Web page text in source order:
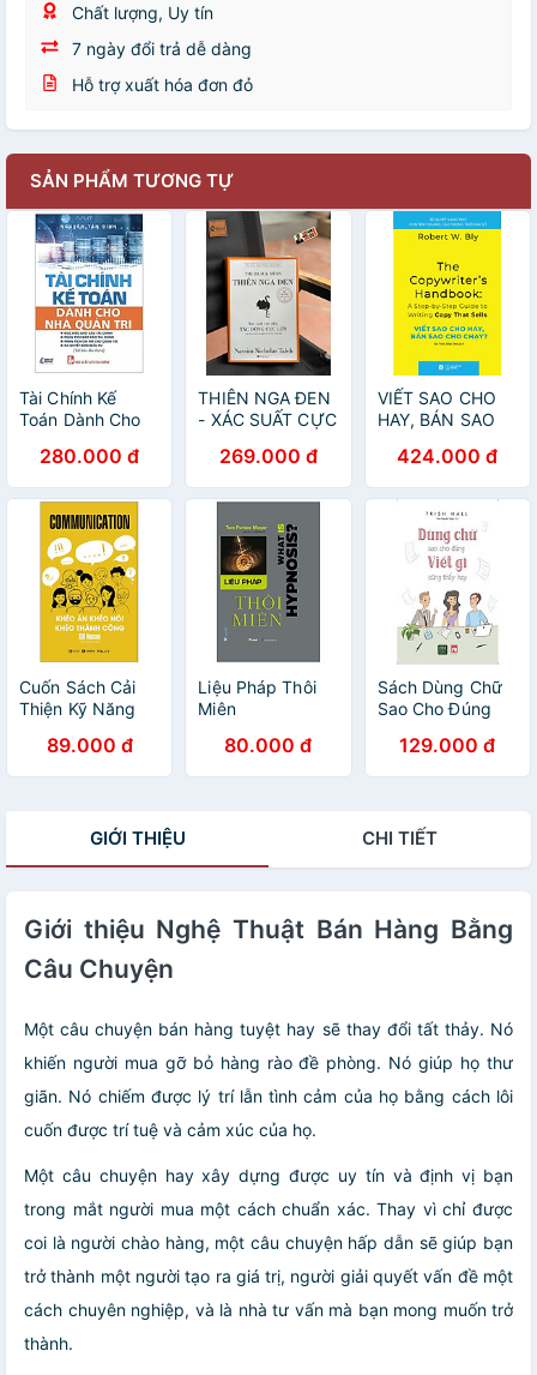
Chất lượng, Uy tín
7 ngày đổi trả dễ dàng
Hỗ trợ xuất hóa đơn đỏ
SẢN PHẨM TƯƠNG TỰ
Tài Chính Kế
Toán Dành Cho
280.000 đ
THIÊN NGA ĐEN
- XÁC SUẤT CỰC
CỰC LỚN –
Nassim Nicholas
Taleb – Cam
Thảo, Hoàng
Trung dịch -
Alphabooks –
NXB Thế Giới
269.000 đ
VIẾT SAO CHO
HAY, BÁN SAO
quyết sáng tạo
content quảng
cáo trong thời đại
số) - Robert W.
Bly - Phanbook
424.000 đ
Cuốn Sách Cải
Thiện Kỹ Năng
Communication -
Khéo Ăn Khéo
89.000 đ
Liệu Pháp Thôi
Miên
80.000 đ
Sách Dùng Chữ
Sao Cho Đúng
Thấy Hay
129.000 đ
GIỚI THIỆU CHI TIẾT
Giới thiệu Nghệ Thuật Bán Hàng Bằng
Câu Chuyện
Một câu chuyện bán hàng tuyệt hay sẽ thay đổi tất thảy. Nó
khiến người mua gỡ bỏ hàng rào đề phòng. Nó giúp họ thư
giãn. Nó chiếm được lý trí lẫn tình cảm của họ bằng cách lôi
cuốn được trí tuệ và cảm xúc của họ.
Một câu chuyện hay xây dựng được uy tín và định vị bạn
trong mắt người mua một cách chuẩn xác. Thay vì chỉ được
coi là người chào hàng, một câu chuyện hấp dẫn sẽ giúp bạn
trở thành một người tạo ra giá trị, người giải quyết vấn đề một
cách chuyên nghiệp, và là nhà tư vấn mà bạn mong muốn trở
thành.